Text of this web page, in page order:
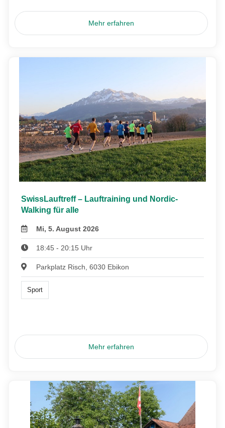
Mehr erfahren
SwissLauftreff – Lauftraining und Nordic-
Walking für alle
Mi, 5. August 2026
18:45 - 20:15 Uhr
Parkplatz Risch, 6030 Ebikon
Sport
Mehr erfahren